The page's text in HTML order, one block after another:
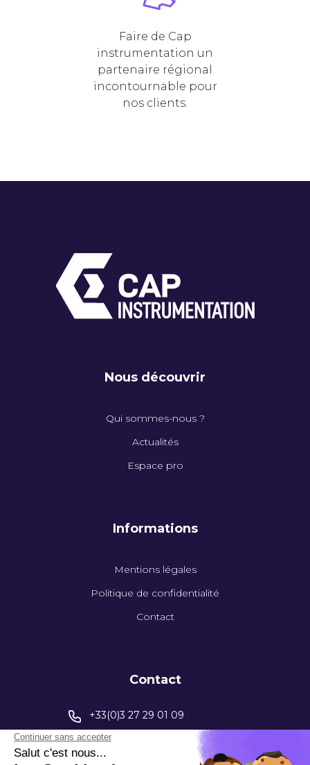
Faire de Cap
instrumentation un
partenaire régional
incontournable pour
nos clients.
Nous découvrir
Qui sommes-nous ?
Actualités
Espace pro
Informations
Mentions légales
Politique de confidentialité
Contact
Contact
+33(0)3 27 29 01 09
contact@capinstrumentation.fr